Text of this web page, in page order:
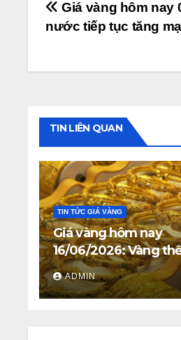
Điều
hướng
viết
Giá vàng hôm nay
nước tiếp tục tăng
TIN LIÊN QUAN
TIN TỨC GIÁ VÀNG
Giá vàng hôm nay
16/06/2026: Vàng
giữ trên 4.312 USD,
SJC và vàng nhẫn
nước đi ngang
ADMIN